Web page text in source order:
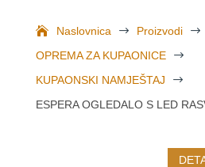
Naslovnica $ Proizvodi
$
OPREMA ZA KUPAONICE
$
KUPAONSKI NAMJEŠTAJ
$
ESPERA OGLEDALO S LED